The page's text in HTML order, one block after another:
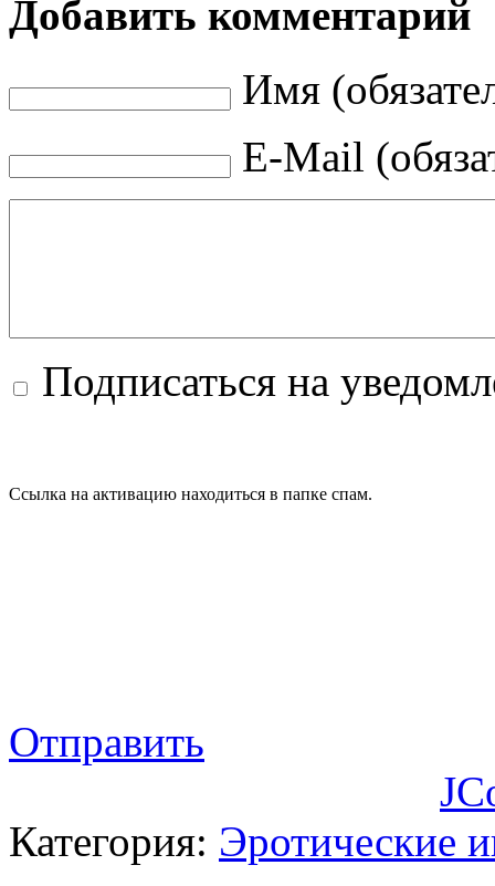
Добавить комментарий
Имя
E-Mail
Подписаться на
Ссылка на активацию находиться в папке спам.
Отправить
Категория: Эротические